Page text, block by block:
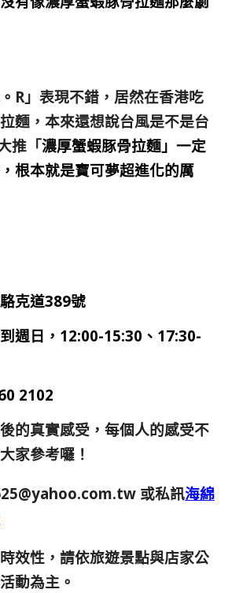
R」表現不錯，居然在香港吃
麵，本來還想說台風是不是台
推「濃厚蟹蝦豚骨拉麵」一定
根本就是寶可夢超進化的厲
克道389號
週日，12:00-15:30、17:30-
2102
的真實感受，每個人的感受不
家參考囉！
或私訊海綿
效性，請依旅遊景點與店家公
動為主。